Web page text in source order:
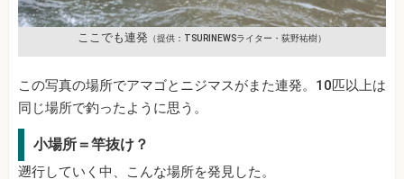
ここでも連発 （提供：TSURINEWSライター・荻野祐樹）
この写真の場所でアマゴとニジマスがまた連発。10匹以上は
同じ場所で釣ったように思う。
小場所＝竿抜け？
遡行していく中、こんな場所を発見した。